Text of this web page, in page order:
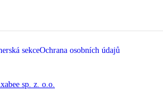
sekceOchrana osobních údajů
sp. z. o.o.